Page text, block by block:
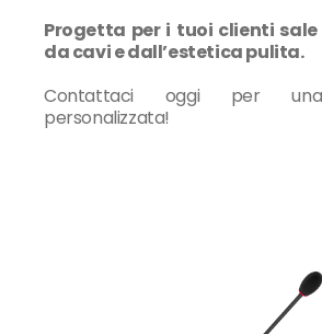
Progetta per i tuoi clienti
da cavi e dall’estetica pulita.
Contattaci oggi per una
personalizzata!